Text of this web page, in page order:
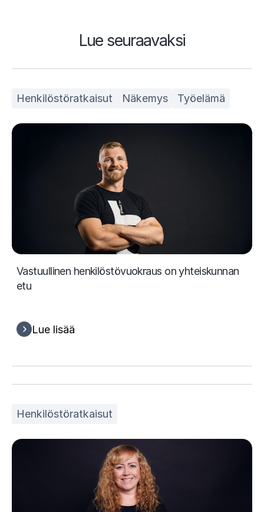
Lue seuraavaksi
Henkilöstöratkaisut Näkemys Työelämä
Vastuullinen henkilöstövuokraus on yhteiskunnan
etu
Lue lisää
Henkilöstöratkaisut